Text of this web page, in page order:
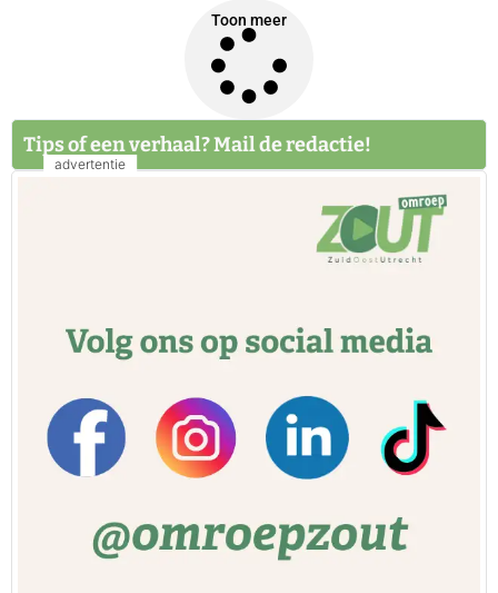
Toon meer
Tips of een verhaal? Mail de redactie!